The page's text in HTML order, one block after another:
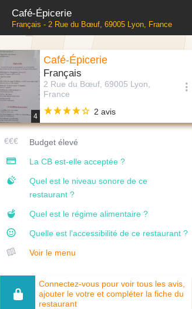
Café-Épicerie
Français - 2 Rue du Bœuf, 69005 Lyon, France
4
Café-Épicerie
Français
2 Rue du Bœuf, 69005 Lyon,
France
2 avis
Budget élevé
La CB est-elle acceptée ?
Quel est le niveau sonore de ce
restaurant ?
Quel est le régime alimentaire ?
Quelle est l'accessibilité de ce restaurant ?
Voir le menu
Connectez-vous pour voir tous les avis,
ajouter le votre et compléter la fiche du
restaurant